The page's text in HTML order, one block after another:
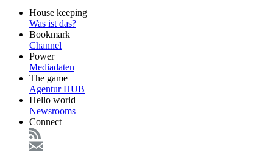
FooterHouse keeping
Was ist das?
Bookmark
Channel
Power
Mediadaten
The game
Agentur HUB
Hello world
Newsrooms
Connect